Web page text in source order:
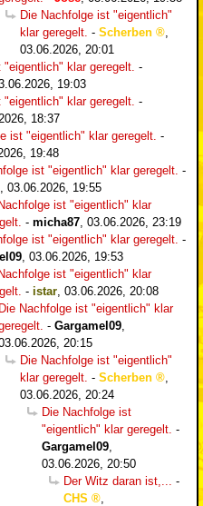
Die Nachfolge ist "eigentlich"
klar geregelt. - Scherben
03.06.2026, 20:01
klar geregelt. -
19:03
klar geregelt. -
18:37
ist "eigentlich" klar geregelt. -
19:48
ist "eigentlich" klar geregelt. -
03.06.2026, 19:55
ist "eigentlich" klar
- micha87 03.06.2026, 23:19
ist "eigentlich" klar geregelt. -
03.06.2026, 19:53
ist "eigentlich" klar
- istar 03.06.2026, 20:08
Die Nachfolge ist "eigentlich" klar
- Gargamel09
20:15
Die Nachfolge ist "eigentlich"
klar geregelt. - Scherben
03.06.2026, 20:24
Die Nachfolge ist
"eigentlich" klar geregelt. -
Gargamel09
03.06.2026, 20:50
Der Witz daran ist,...
-
CHS